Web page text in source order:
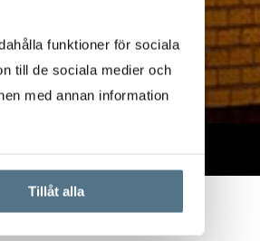
funktioner för sociala
till de sociala medier och
med annan information
Tillåt alla